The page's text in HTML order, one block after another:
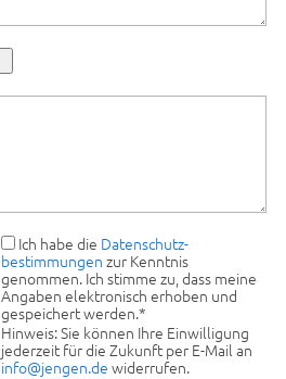
Ich habe die Datenschutz­
bestimmungen zur Kenntnis
genommen. Ich stimme zu, dass meine
Angaben elektronisch erhoben und
gespeichert werden.*
Hinweis: Sie können Ihre Einwilligung
jederzeit für die Zukunft per E-Mail an
info@jengen.de widerrufen.